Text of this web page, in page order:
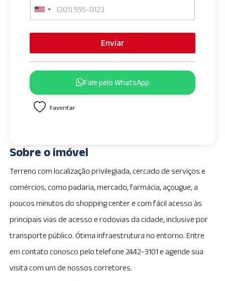
U
e
d
t
a
+
1
Enviar
Fale pelo WhatsApp
Favoritar
Sobre o imóvel
Terreno com localização privilegiada, cercado de serviços e
comércios, como padaria, mercado, farmácia, açougue, a
poucos minutos do shopping center e com fácil acesso às
principais vias de acesso e rodovias da cidade, inclusive por
transporte público. Ótima infraestrutura no entorno. Entre
em contato conosco pelo telefone 2442-3101 e agende sua
visita com um de nossos corretores.